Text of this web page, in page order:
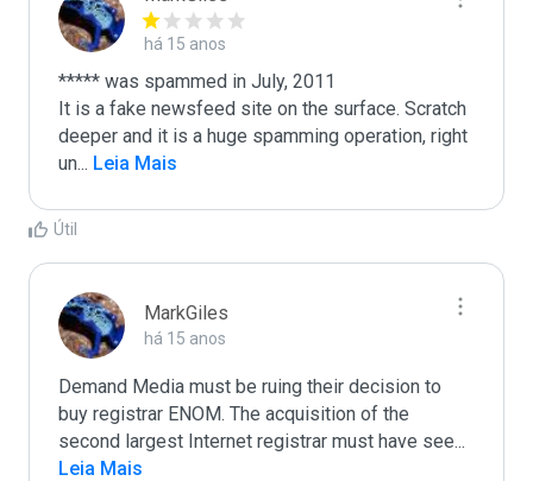
há 15 anos
***** was spammed in July, 2011
It is a fake newsfeed site on the surface. Scratch
deeper and it is a huge spamming operation, right
un... Leia Mais
Útil
MarkGiles
há 15 anos
Demand Media must be ruing their decision to
buy registrar ENOM. The acquisition of the
second largest Internet registrar must have see...
Leia Mais